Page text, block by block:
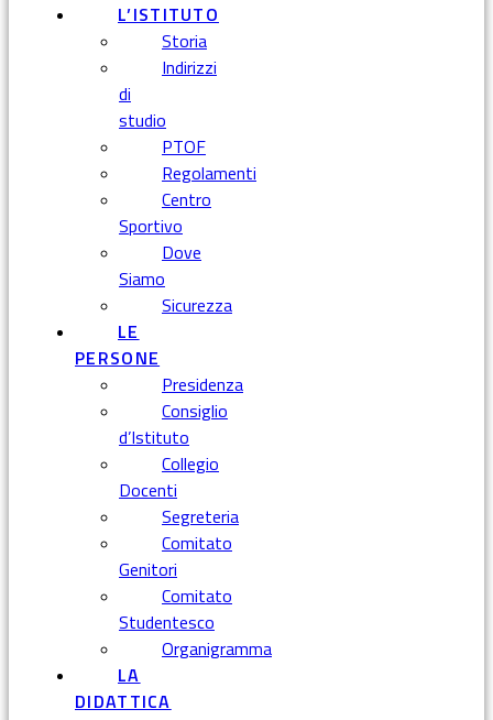
L’ISTITUTO
Storia
Indirizzi
di
studio
PTOF
Regolamenti
Centro
Sportivo
Dove
Siamo
Sicurezza
LE
PERSONE
Presidenza
Consiglio
d’Istituto
Collegio
Docenti
Segreteria
Comitato
Genitori
Comitato
Studentesco
Organigramma
LA
DIDATTICA